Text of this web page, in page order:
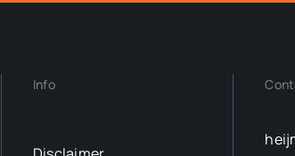
Info